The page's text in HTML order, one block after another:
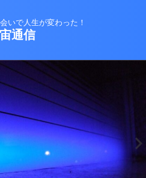
いで人生が変わった！
通信